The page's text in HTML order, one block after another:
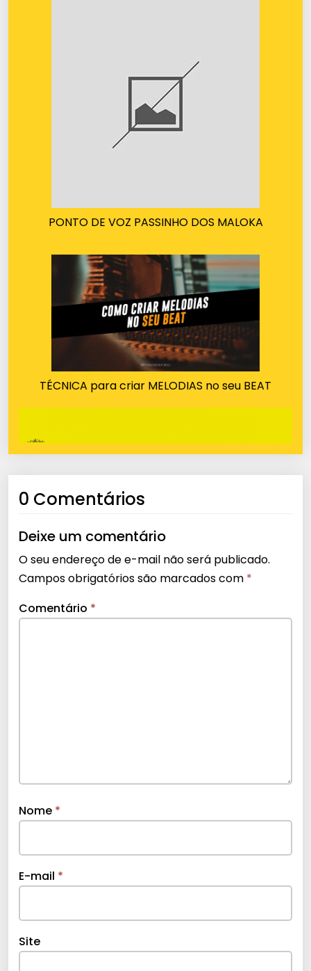
PONTO DE VOZ PASSINHO DOS MALOKA
TÉCNICA para criar MELODIAS no seu BEAT
0 Comentários
Deixe um comentário
O seu endereço de e-mail não será publicado.
Campos obrigatórios são marcados com *
Comentário *
Nome *
E-mail *
Site